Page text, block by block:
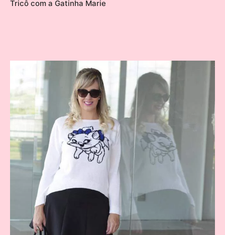
Tricô com a Gatinha Marie